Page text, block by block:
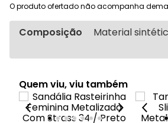
O produto ofertado não acompanha
Composição
Material
Quem viu, viu também